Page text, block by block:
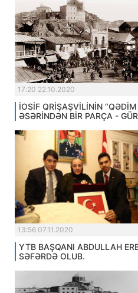
17:20 22.10.2020
İOSİF QRİŞAŞVİLİNİN
ƏSƏRİNDƏN BİR PARÇA -
13:56 07.11.2020
YTB BAŞQANI ABDULLAH
SƏFƏRDƏ OLUB.